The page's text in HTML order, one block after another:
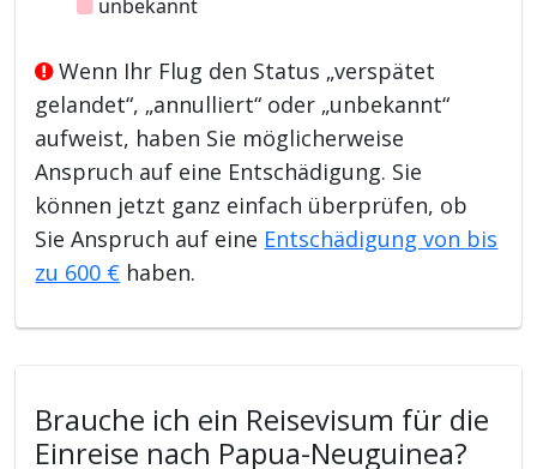
unbekannt
Wenn Ihr Flug den Status „verspätet
gelandet“, „annulliert“ oder „unbekannt“
aufweist, haben Sie möglicherweise
Anspruch auf eine Entschädigung. Sie
können jetzt ganz einfach überprüfen, ob
Sie Anspruch auf eine Entschädigung von bis
zu 600 € haben.
Brauche ich ein Reisevisum für die
Einreise nach Papua-Neuguinea?